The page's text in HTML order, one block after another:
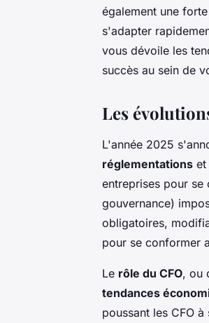
également une
s'adapter
vous dévoile les
succès au sein de
Les
L'année 2025
réglementations et
entreprises pour se
gouvernance)
obligatoires,
pour se conformer
Le rôle du CFO, ou
tendances
poussant les CFO